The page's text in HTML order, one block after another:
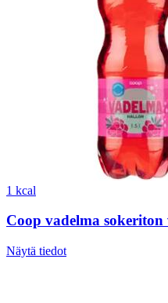
1 kcal
Coop vadelma
Näytä tiedot